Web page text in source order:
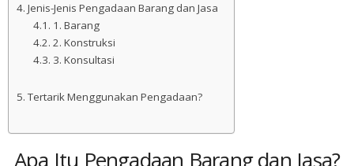
Jenis-Jenis Pengadaan Barang dan Jasa
1. Barang
2. Konstruksi
3. Konsultasi
Tertarik Menggunakan Pengadaan?
Apa Itu Pengadaan Barang dan Jasa?